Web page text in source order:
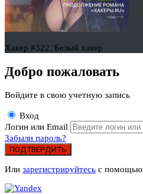
Хакер #322. Белый хакер
Добро пожаловать
Войдите в свою учетную запись
Вход
Логин или Email
Забыли пароль?
ПОДТВЕРДИТЬ
Или зарегистрируйтесь с помощью